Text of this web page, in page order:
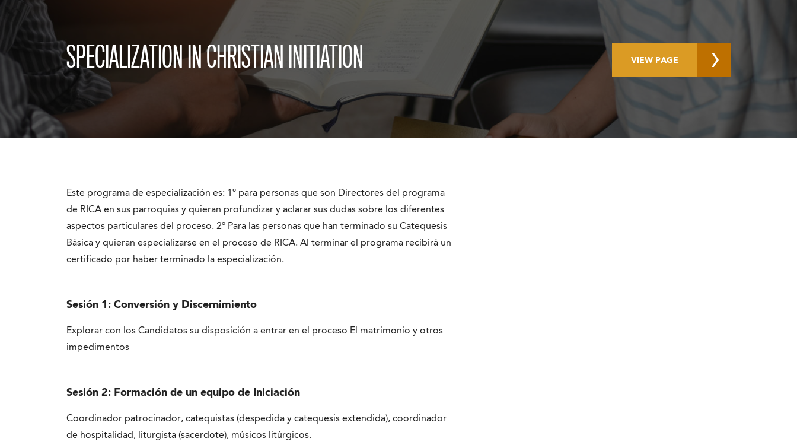
SPECIALIZATION IN CHRISTIAN INITIATION VIEW PAGE
Este programa de especialización es: 1º para personas que son Directores del programa
de RICA en sus parroquias y quieran profundizar y aclarar sus dudas sobre los diferentes
aspectos particulares del proceso. 2º Para las personas que han terminado su Catequesis
Básica y quieran especializarse en el proceso de RICA. Al terminar el programa recibirá un
certificado por haber terminado la especialización.
Sesión 1: Conversión y Discernimiento
Explorar con los Candidatos su disposición a entrar en el proceso El matrimonio y otros
impedimentos
Sesión 2: Formación de un equipo de Iniciación
Coordinador patrocinador, catequistas (despedida y catequesis extendida), coordinador
de hospitalidad, liturgista (sacerdote), músicos litúrgicos.